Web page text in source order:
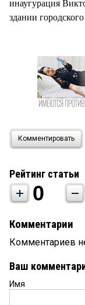
инаугурация
здании городского
Комментировать
Рейтинг статьи
0
Комментарии
Комментариев
Ваш
Имя